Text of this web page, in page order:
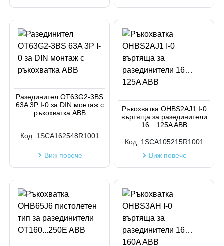
Разединител OT63G2-3BS
63A 3P I-0 за DIN монтаж с
ръкохватка ABB
Код: 1SCA162548R1001
Виж повече
Ръкохватка OHBS2AJ1 I-0
въртяща за разединители
16…125A ABB
Код: 1SCA105215R1001
Виж повече